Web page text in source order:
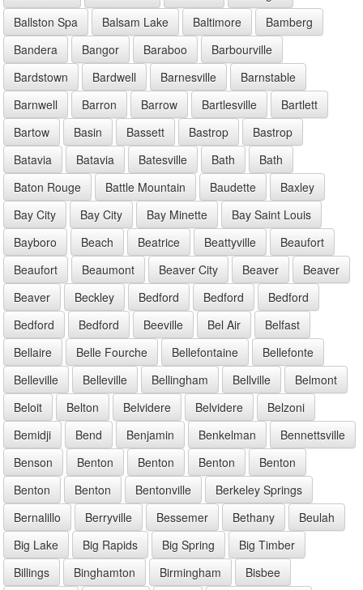
Ballston Spa
Balsam Lake Baltimore
Bamberg
Bandera
Bangor Baraboo
Barbourville
Bardstown
Bardwell Barnesville
Barnstable
Barnwell
Barron Barrow Bartlesville
Bartlett
Bartow
Basin Bassett Bastrop
Bastrop
Batavia
Batavia Batesville Bath
Bath
Baton Rouge
Battle Mountain Baudette
Baxley
Bay City
Bay City Bay Minette
Bay Saint Louis
Bayboro
Beach Beatrice Beattyville
Beaufort
Beaufort
Beaumont Beaver City Beaver
Beaver
Beaver
Beckley Bedford Bedford
Bedford
Bedford
Bedford Beeville Bel Air
Belfast
Bellaire
Belle Fourche Bellefontaine
Bellefonte
Belleville
Belleville Bellingham Bellville
Belmont
Beloit
Belton Belvidere Belvidere
Belzoni
Bemidji
Bend Benjamin Benkelman
Bennettsville
Benson
Benton Benton Benton
Benton
Benton
Benton Bentonville
Berkeley Springs
Bernalillo
Berryville Bessemer Bethany
Beulah
Big Lake
Big Rapids Big Spring
Big Timber
Billings
Binghamton Birmingham
Bisbee